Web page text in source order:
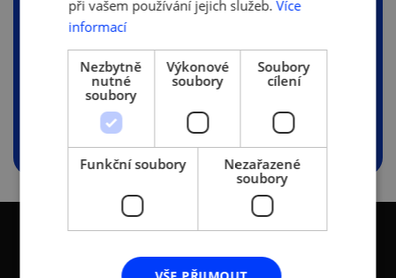
Ipsos pro
AMSP_Transformace_RTP
2025_FINAL.pdf
(924.86 KB)
při vašem používání jejich služeb. Více
informací
Nezbytně
nutné
soubory
Výkonové
soubory
Soubory
cílení
Funkční soubory
Nezařazené
soubory